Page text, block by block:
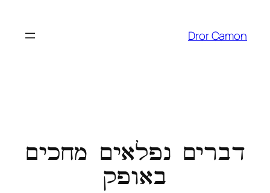
Dror Camon
דברים נפלאים מחכים
באופק